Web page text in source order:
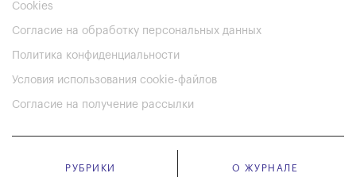
Cookies
Согласие на обработку персональных данных
Политика конфиденциальности
Условия использования cookie-файлов
Согласие на получение рассылки
РУБРИКИ О ЖУРНАЛЕ